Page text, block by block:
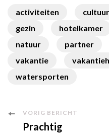
activiteiten
gezin
hotelkamer
natuur
partner
vakantie
watersporten
VORIG BERICHT
Prachtig